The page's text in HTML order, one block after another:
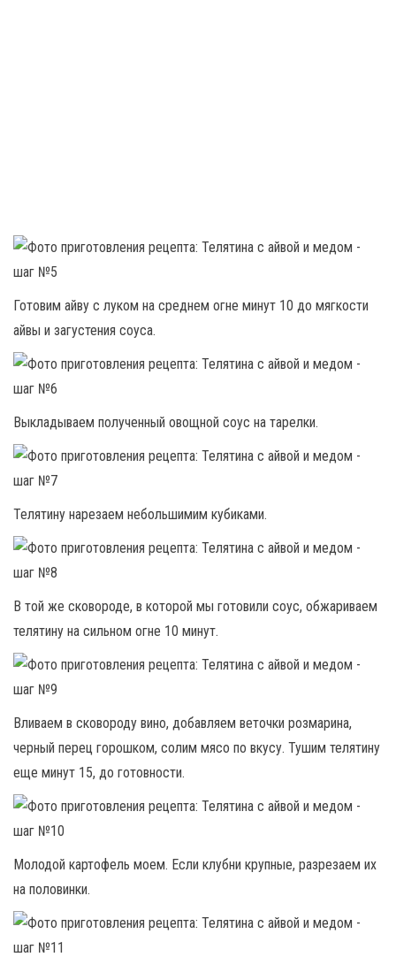
Готовим айву с луком на среднем огне минут 10 до мягкости
айвы и загустения соуса.
Выкладываем полученный овощной соус на тарелки.
Телятину нарезаем небольшимим кубиками.
В той же сковороде, в которой мы готовили соус, обжариваем
телятину на сильном огне 10 минут.
Вливаем в сковороду вино, добавляем веточки розмарина,
черный перец горошком, солим мясо по вкусу. Тушим телятину
еще минут 15, до готовности.
Молодой картофель моем. Если клубни крупные, разрезаем их
на половинки.